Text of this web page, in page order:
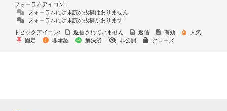
フォーラムアイコン:
フォーラムには未読の投稿はありません
フォーラムには未読の投稿があります
トピックアイコン:
返信されていません 返信 有効
人気
固定
非承認 解決済 非公開 クローズ